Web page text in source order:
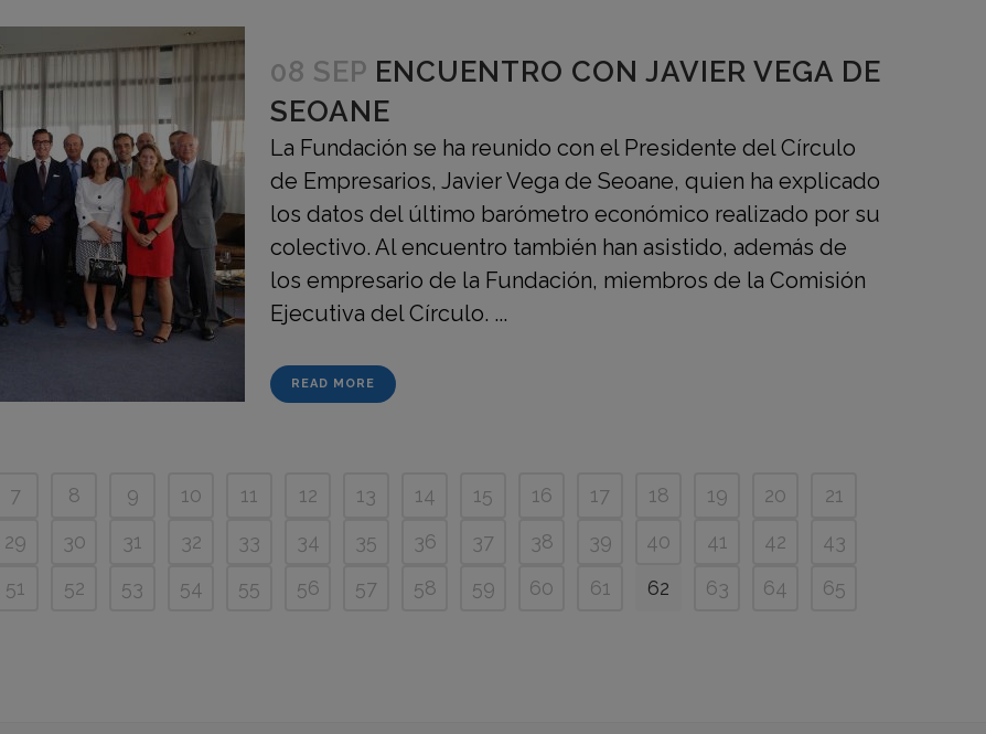
08 SEP ENCUENTRO CON JAVIER VEGA DE
SEOANE
La Fundación se ha reunido con el Presidente del Círculo
de Empresarios, Javier Vega de Seoane, quien ha explicado
los datos del último barómetro económico realizado por su
colectivo. Al encuentro también han asistido, además de
los empresario de la Fundación, miembros de la Comisión
Ejecutiva del Círculo. ...
READ MORE
7 8 9 10 11 12 13 14 15 16 17 18 19 20
21
29 30 31 32 33 34 35 36 37 38 39 40 41 42
43
51 52 53 54 55 56 57 58 59 60 61 62 63 64
65